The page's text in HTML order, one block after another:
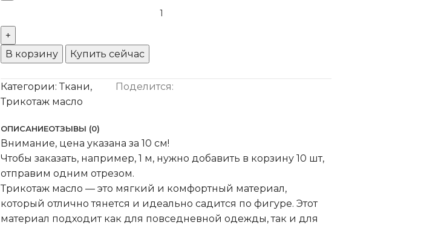
В корзину Купить сейчас
Категории: Ткани,
Трикотаж масло
Поделится:
ОПИСАНИЕОТЗЫВЫ (0)
Внимание, цена указана за 10 см!
Чтобы заказать, например, 1 м, нужно добавить в корзину 10 шт,
отправим одним отрезом.
Трикотаж масло — это мягкий и комфортный материал,
который отлично тянется и идеально садится по фигуре. Этот
материал подходит как для повседневной одежды, так и для